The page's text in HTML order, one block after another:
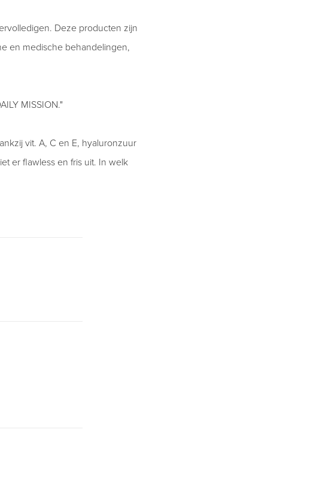
Deze producten zijn
en medische behandelingen,
MISSION."
vit. A, C en E, hyaluronzuur
er flawless en fris uit. In welk